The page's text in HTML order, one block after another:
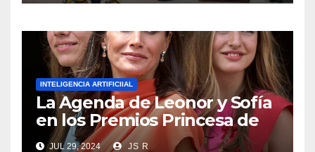
INTELIGENCIA ARTIFICIIAL
La Agenda de Leonor y Sofía
en los Premios Princesa de
Girona 2024
JUL 29, 2024 JS R